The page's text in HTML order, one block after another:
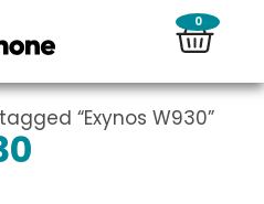
0
“Exynos W930”